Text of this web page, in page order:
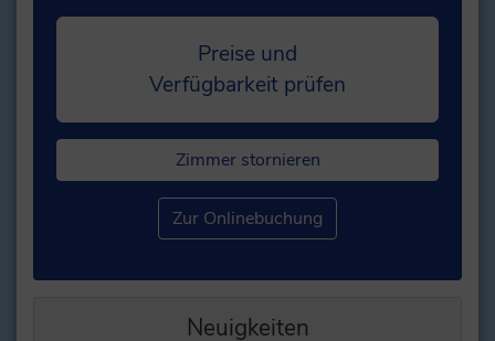
Preise und
Verfügbarkeit prüfen
Zimmer stornieren
Zur Onlinebuchung
Neuigkeiten